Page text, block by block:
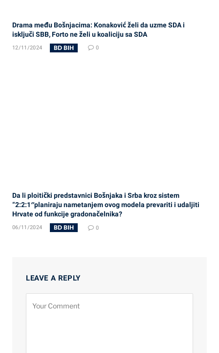
Drama među Bošnjacima: Konaković želi da uzme SDA i
isključi SBB, Forto ne želi u koaliciju sa SDA
12/11/2024 BD BIH 0
Da li ploitički predstavnici Bošnjaka i Srba kroz sistem
“2:2:1″planiraju nametanjem ovog modela prevariti i udaljiti
Hrvate od funkcije gradonačelnika?
06/11/2024 BD BIH 0
LEAVE A REPLY